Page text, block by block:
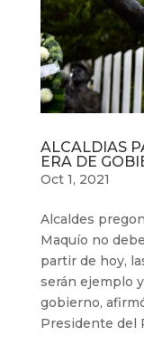
ALCALDIAS
ERA DE
Oct 1, 2021
Alcaldes
Maquío no
partir de hoy,
serán ejemplo
gobierno,
Presidente del